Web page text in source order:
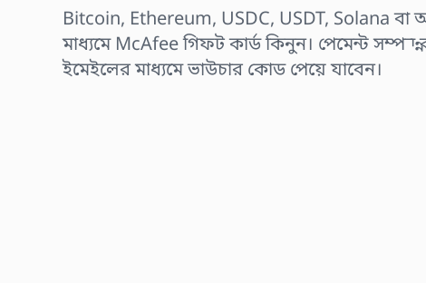
Bitcoin, Ethereum, USDC, USDT, Solana বা
মাধ্যমে McAfee গিফট কার্ড কিনুন। পেমেন্ট
ইমেইলের মাধ্যমে ভাউচার কোড পেয়ে যাবেন।